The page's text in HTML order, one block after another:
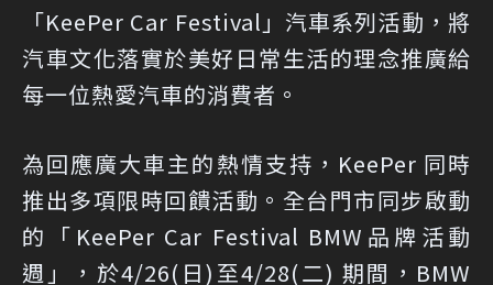
「KeePer Car Festival」汽車系列活動，將
汽車文化落實於美好日常生活的理念推廣給
每一位熱愛汽車的消費者。
為回應廣大車主的熱情支持，KeePer 同時
推出多項限時回饋活動。全台門市同步啟動
的「KeePer Car Festival BMW品牌活動
週」，於4/26(日)至4/28(二) 期間，BMW